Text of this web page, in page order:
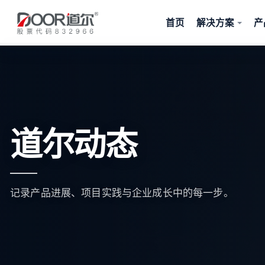
首页 解决方案
道尔动态
记录产品进展、项目实践与企业成长中的每一步。